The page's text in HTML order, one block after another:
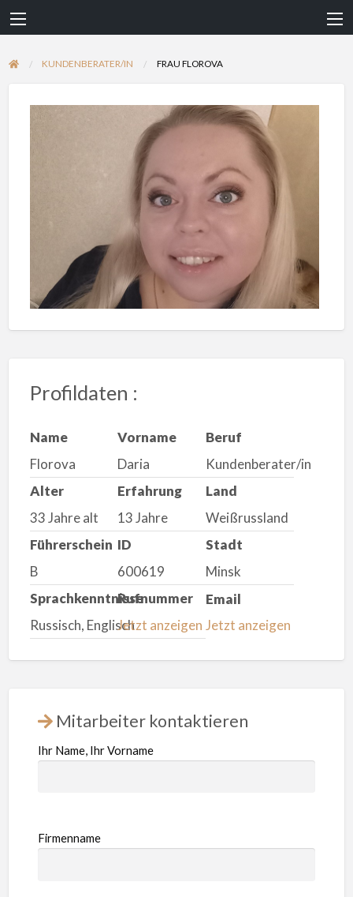
KUNDENBERATER/IN FRAU FLOROVA
Profildaten :
Name
Florova
Vorname
Daria
Beruf
Kundenberater/in
Alter
33 Jahre alt
Erfahrung
13 Jahre
Land
Weißrussland
Führerschein
B
ID
600619
Stadt
Minsk
Sprachkenntnisse
Russisch, Englisch
Rufnummer
Jetzt anzeigen
Email
Jetzt anzeigen
Mitarbeiter kontaktieren
Ihr Name, Ihr Vorname
Firmenname